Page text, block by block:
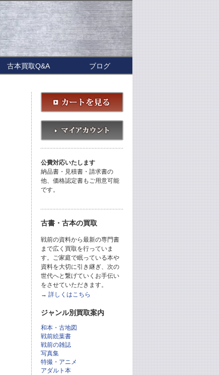
古本買取Q&A ブログ
公費対応いたします
納品書・見積書・請求書の
他、価格認定書もご用意可能
です。
古書・古本の買取
戦前の資料から最新の専門書
まで広く買取を行っていま
す。ご家庭で眠っている本や
資料を大切に引き継ぎ、次の
世代へと繋げていくお手伝い
をさせていただきます。
→ 詳しくはこちら
ジャンル別買取案内
和本・古地図
戦前絵葉書
戦前の雑誌
写真集
特撮・アニメ
アダルト本